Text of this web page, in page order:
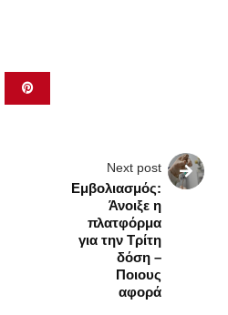
Next post
Εμβολιασμός:
Άνοιξε η
πλατφόρμα
για την Τρίτη
δόση –
Ποιους
αφορά